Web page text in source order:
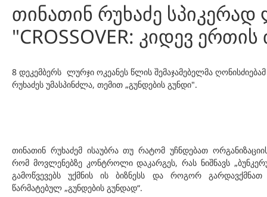
თინათინ რუხაძე სპიკერად
"CROSSOVER: კიდევ
8 დეკემბერს ლურჯი ოკეანეს წლის შემაჯამებელმა
რუხაძეს უმასპინძლა, თემით „გუნდების გუნდი".
თინათინ რუხაძემ ისაუბრა თუ რატომ უჩნდებათ
რომ მოვლენებზე კონტროლი დაკარგეს, რას ნიშნავს
გამოწვევებს უქმნის ის ბიზნესს და როგორ გარდავქმნათ
წარმატებულ „გუნდების გუნდად“.